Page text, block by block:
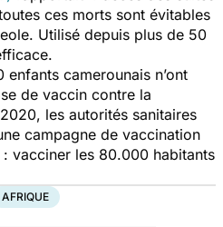
ces morts sont évitables
Utilisé depuis plus de 50
camerounais n’ont
de vaccin contre la
les autorités sanitaires
campagne de vaccination
vacciner les 80.000 habitants
AFRIQUE